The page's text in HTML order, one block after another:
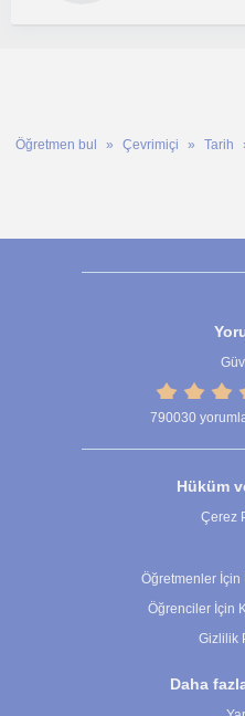
Öğretmen bul Çevrimiçi Tarih
790030
Hüküm
Çerez
Öğretmenler İçin
Öğrenciler İçin
Gizlilik
Daha